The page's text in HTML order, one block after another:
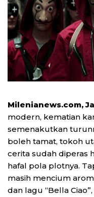
Milenianews.com,
modern, kematian
semenakutkan
boleh tamat, tokoh
cerita sudah diperas
hafal pola plotnya.
masih mencium
dan lagu “Bella